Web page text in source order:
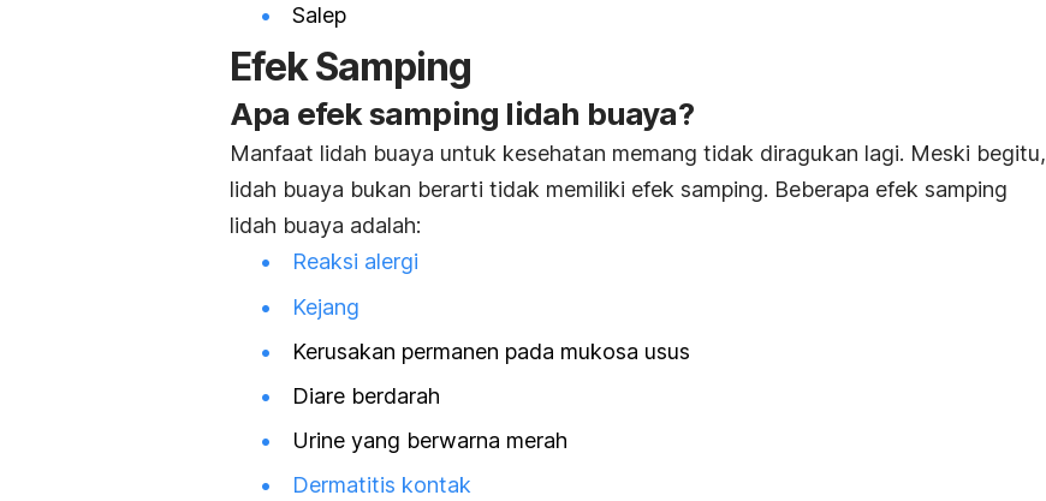
Salep
Efek Samping
Apa efek samping lidah buaya?
Manfaat lidah buaya untuk kesehatan memang tidak diragukan lagi. Meski begitu,
lidah buaya bukan berarti tidak memiliki efek samping. Beberapa efek samping
lidah buaya adalah:
Reaksi alergi
Kejang
Kerusakan permanen pada mukosa usus
Diare berdarah
Urine yang berwarna merah
Dermatitis kontak